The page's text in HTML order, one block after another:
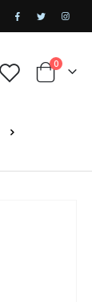
Cart
0tuotetta